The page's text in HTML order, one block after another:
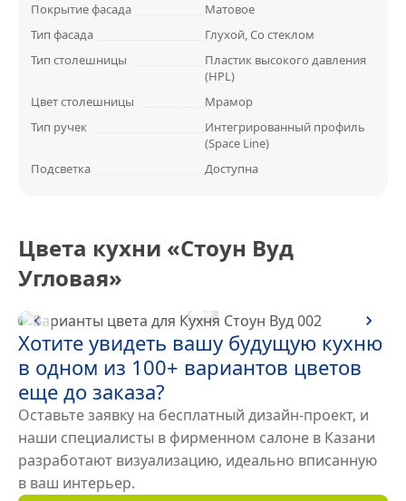
Покрытие фасада
Матовое
Тип фасада
Глухой, Со стеклом
Тип столешницы
Пластик высокого давления
(HPL)
Цвет столешницы
Мрамор
Тип ручек
Интегрированный профиль
(Space Line)
Подсветка
Доступна
Цвета кухни «Стоун Вуд
Угловая»
Хотите увидеть вашу будущую кухню
в одном из 100+ вариантов цветов
еще до заказа?
Оставьте заявку на бесплатный дизайн-проект, и
наши специалисты в фирменном салоне в Казани
разработают визуализацию, идеально вписанную
в ваш интерьер.